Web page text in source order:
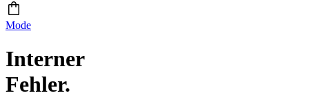
Mode
Interner
Fehler.